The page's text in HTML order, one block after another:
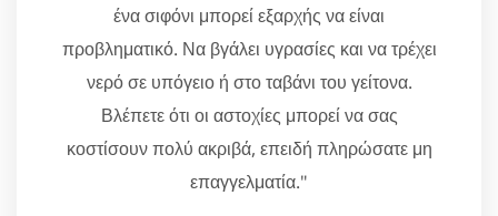
ένα σιφόνι μπορεί εξαρχής να είναι
προβληματικό. Να βγάλει υγρασίες και να τρέχει
νερό σε υπόγειο ή στο ταβάνι του γείτονα.
Βλέπετε ότι οι αστοχίες μπορεί να σας
κοστίσουν πολύ ακριβά, επειδή πληρώσατε μη
επαγγελματία."